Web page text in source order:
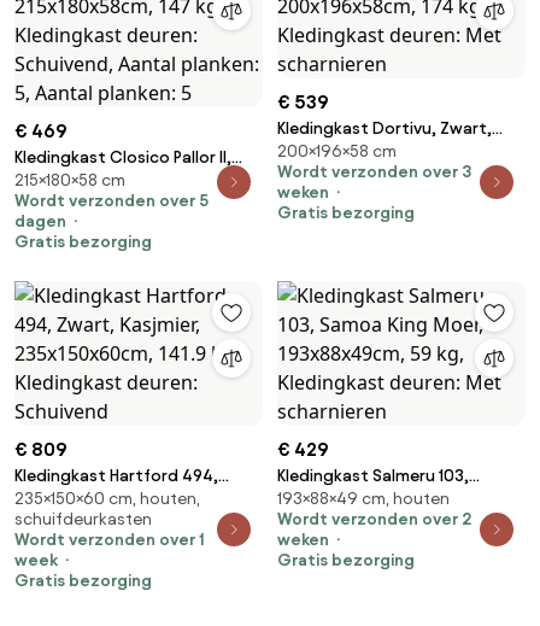
€ 469
Kledingkast Closico Pallor II,
Wit, 215x180x58cm, 147 kg,
Kledingkast deuren: Schuivend,
Aantal planken: 5, Aantal
215×180×58 cm
Wordt verzonden over 5
dagen
Gratis bezorging
€ 539
Kledingkast Dortivu, Zwart,
Kasjmier, 200x196x58cm, 174
kg, Kledingkast deuren: Met
scharnieren
200×196×58 cm
Wordt verzonden over 3
weken
Gratis bezorging
€ 809
Kledingkast Hartford 494,
Zwart, Kasjmier, 235x150x60cm,
141.9 kg, Kledingkast deuren:
Schuivend
235×150×60 cm, houten,
schuifdeurkasten
Wordt verzonden over 1
week
Gratis bezorging
€ 429
Kledingkast Salmeru 103,
Samoa King Moer,
193x88x49cm, 59 kg,
Kledingkast deuren: Met
193×88×49 cm, houten
Wordt verzonden over 2
weken
Gratis bezorging